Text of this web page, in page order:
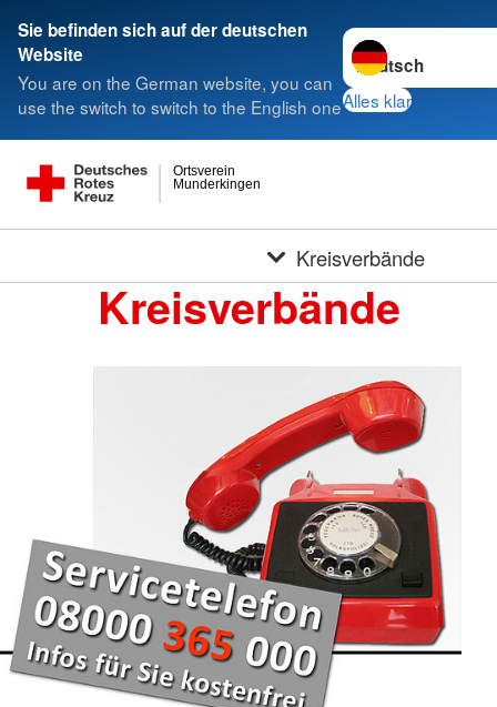
Sie befinden sich auf der deutschen
Website
You are on the German website, you can
use the switch to switch to the English one
Sprache wechseln
Alles klar
Munderkingen
Ortsverein
Kreisverbände
Kreisverbände